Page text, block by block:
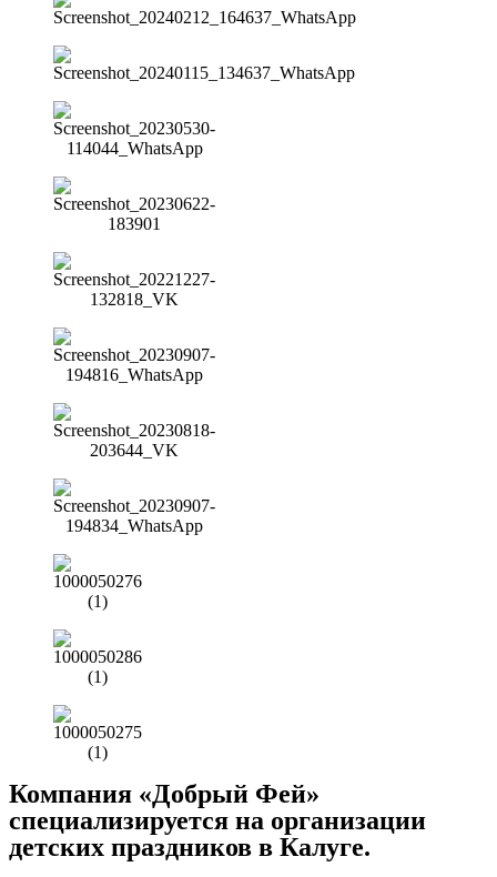
Компания «Добрый Фей»
специализируется на организации
детских праздников в Калуге.